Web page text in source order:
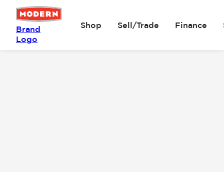
Brand
Logo
Shop Sell/Trade Finance